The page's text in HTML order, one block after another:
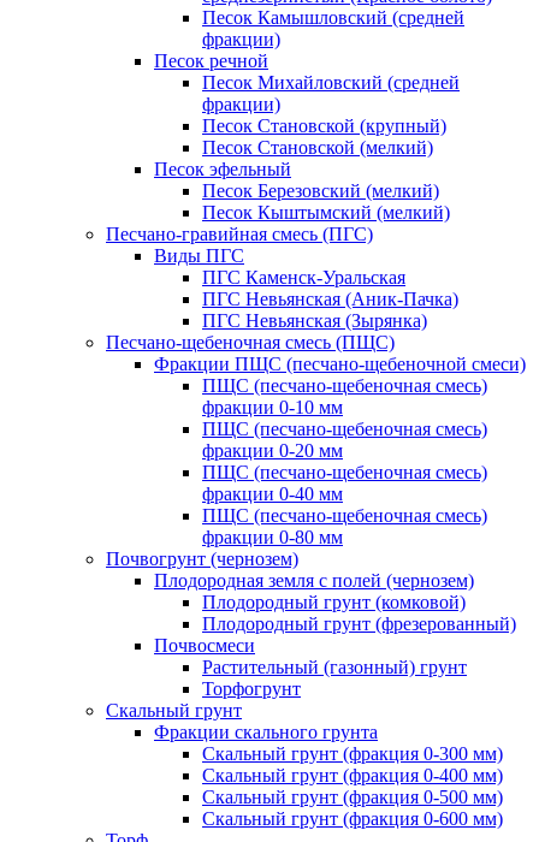
Песок Камышловский (средней
фракции)
Песок речной
Песок Михайловский (средней
фракции)
Песок Становской (крупный)
Песок Становской (мелкий)
Песок эфельный
Песок Березовский (мелкий)
Песок Кыштымский (мелкий)
Песчано-гравийная смесь (ПГС)
Виды ПГС
ПГС Каменск-Уральская
ПГС Невьянская (Аник-Пачка)
ПГС Невьянская (Зырянка)
Песчано-щебеночная смесь (ПЩС)
Фракции ПЩС (песчано-щебеночной смеси)
ПЩС (песчано-щебеночная смесь)
фракции 0-10 мм
ПЩС (песчано-щебеночная смесь)
фракции 0-20 мм
ПЩС (песчано-щебеночная смесь)
фракции 0-40 мм
ПЩС (песчано-щебеночная смесь)
фракции 0-80 мм
Почвогрунт (чернозем)
Плодородная земля с полей (чернозем)
Плодородный грунт (комковой)
Плодородный грунт (фрезерованный)
Почвосмеси
Растительный (газонный) грунт
Торфогрунт
Скальный грунт
Фракции скального грунта
Скальный грунт (фракция 0-300 мм)
Скальный грунт (фракция 0-400 мм)
Скальный грунт (фракция 0-500 мм)
Скальный грунт (фракция 0-600 мм)